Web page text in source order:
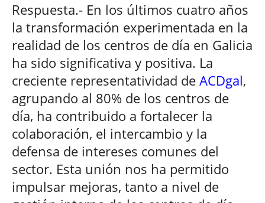
Respuesta.- En los últimos cuatro años
la transformación experimentada en la
realidad de los centros de día en Galicia
ha sido significativa y positiva. La
creciente representatividad de ACDgal,
agrupando al 80% de los centros de
día, ha contribuido a fortalecer la
colaboración, el intercambio y la
defensa de intereses comunes del
sector. Esta unión nos ha permitido
impulsar mejoras, tanto a nivel de